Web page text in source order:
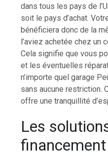
dans tous les pays de
soit le pays d’achat.
bénéficiera donc de la
l’aviez achetée chez un
Cela signifie que vous
et les éventuelles
n’importe quel garage
sans aucune restriction.
offre une tranquillité
Les